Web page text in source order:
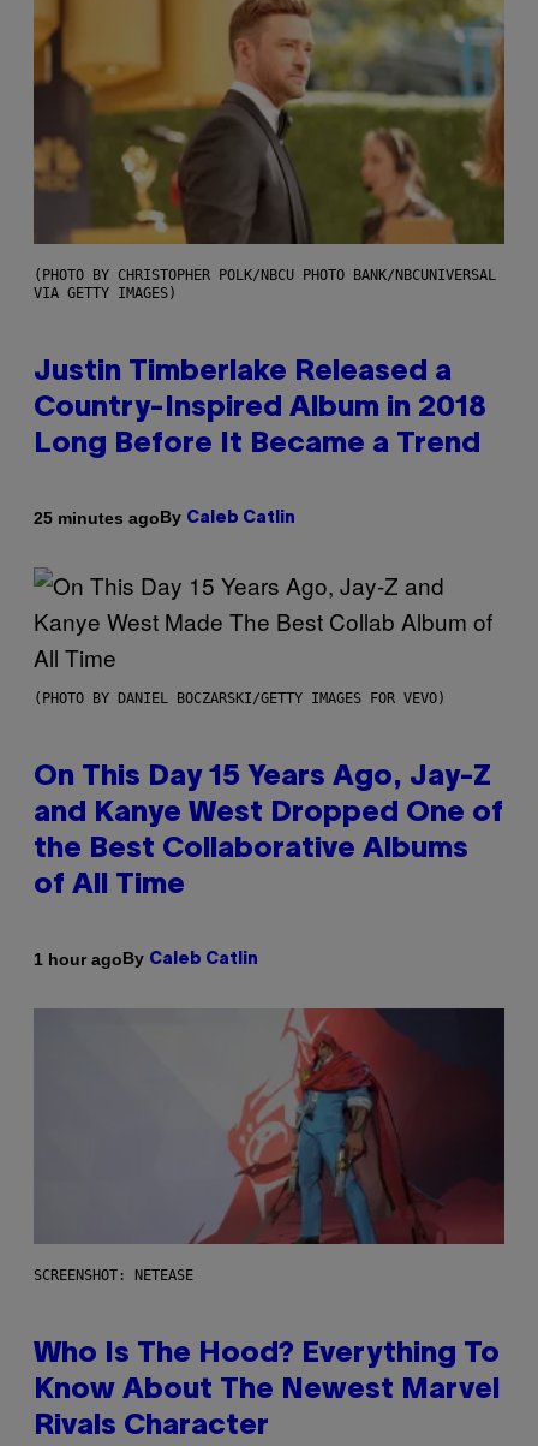
(PHOTO BY CHRISTOPHER POLK/NBCU PHOTO BANK/NBCUNIVERSAL
VIA GETTY IMAGES)
Justin Timberlake Released a
Country-Inspired Album in 2018
Long Before It Became a Trend
25 minutes agoBy Caleb Catlin
(PHOTO BY DANIEL BOCZARSKI/GETTY IMAGES FOR VEVO)
On This Day 15 Years Ago, Jay-Z
and Kanye West Dropped One of
the Best Collaborative Albums
of All Time
1 hour agoBy Caleb Catlin
SCREENSHOT: NETEASE
Who Is The Hood? Everything To
Know About The Newest Marvel
Rivals Character